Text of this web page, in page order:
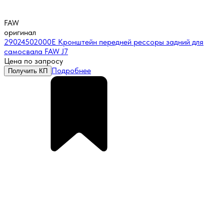
FAW
оригинал
29024502000E Кронштейн передней рессоры задний для
самосвала FAW J7
Цена по запросу
Получить КП Подробнее